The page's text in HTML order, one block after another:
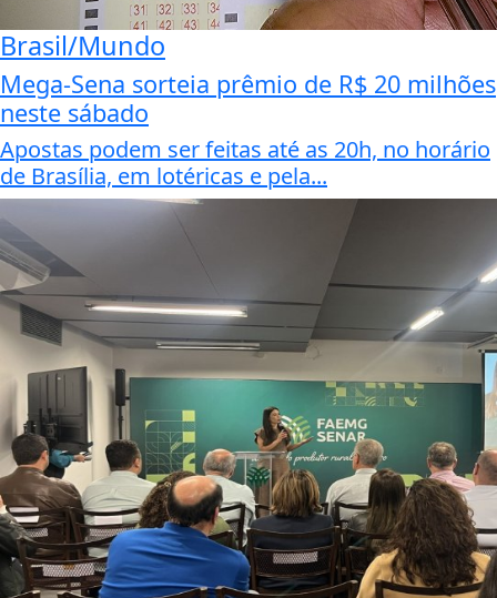
Brasil/Mundo
Mega-Sena sorteia prêmio de R$ 20 milhões
neste sábado
Apostas podem ser feitas até as 20h, no horário
de Brasília, em lotéricas e pela...